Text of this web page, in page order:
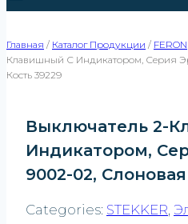
Главная / Каталог Продукции / FERON
Клавишный С Индикатором, Серия
Кость 39229
Выключатель 2-
Индикатором,
9002-02,
Categories: STEKKER